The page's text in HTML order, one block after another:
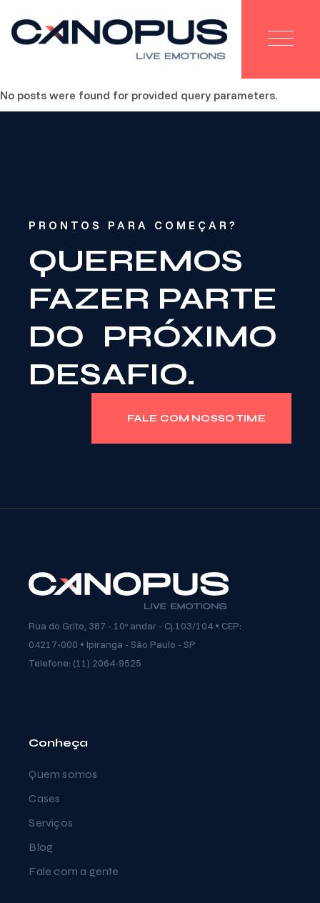
the
content
No posts were found for provided query parameters.
PRONTOS PARA COMEÇAR?
QUEREMOS
FAZER PARTE
DO PRÓXIMO
DESAFIO.
FALE COM NOSSO TIME
Rua do Grito, 387 - 10º andar - Cj.103/104 • CEP:
04217-000 • Ipiranga - São Paulo - SP
Telefone: (11) 2064-9525
Conheça
Quem somos
Cases
Serviços
Blog
Fale com a gente